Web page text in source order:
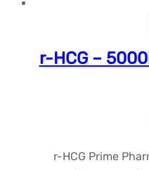
r-HCG –
r-HCG Prime